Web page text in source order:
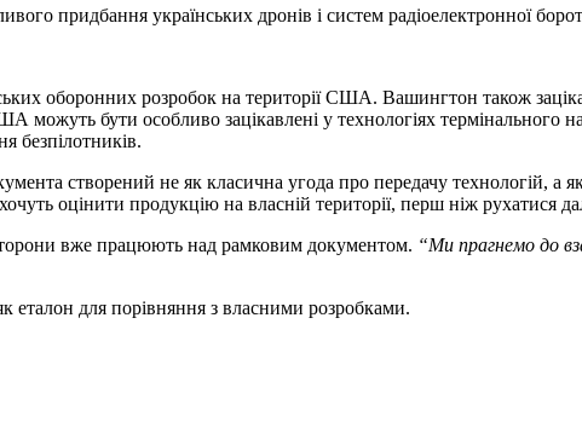
придбання українських дронів і систем радіоелектронної
оборонних розробок на території США. Вашингтон також
можуть бути особливо зацікавлені у технологіях термінального
безпілотників.
створений не як класична угода про передачу технологій, а
оцінити продукцію на власній території, перш ніж рухатися
вже працюють над рамковим документом. “Ми прагнемо до
еталон для порівняння з власними розробками.